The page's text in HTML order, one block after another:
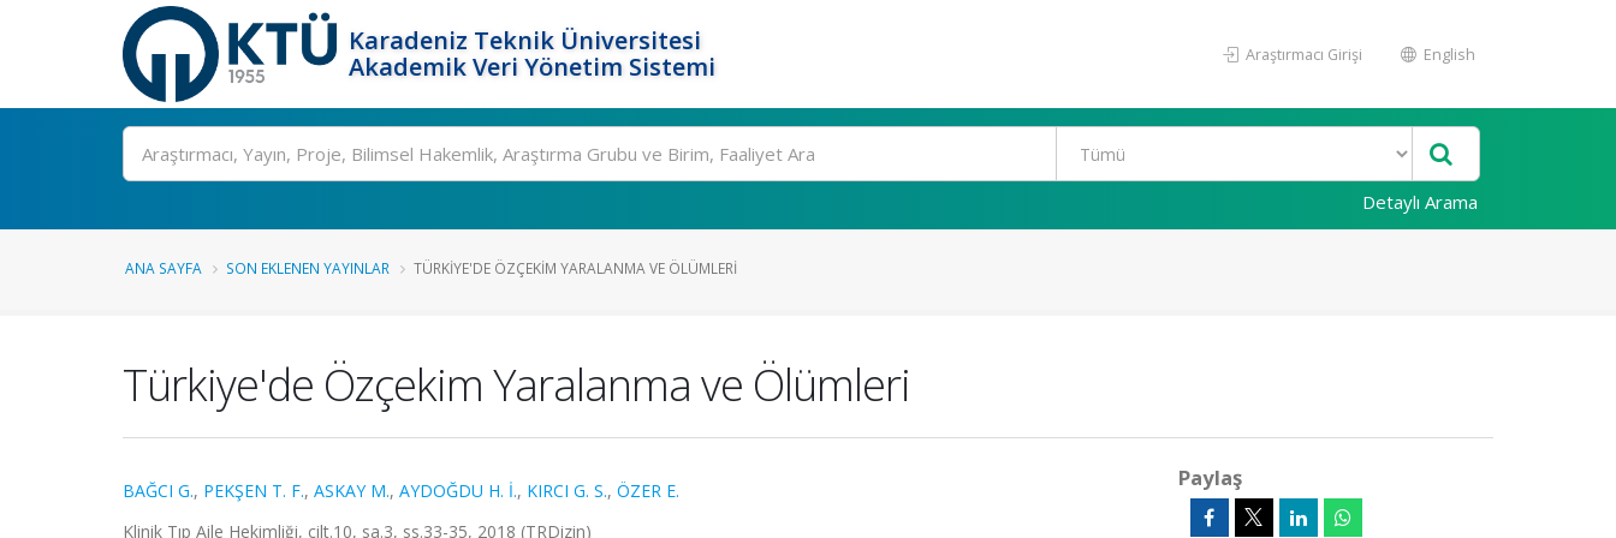
Karadeniz Teknik Üniversitesi
Akademik Veri Yönetim Sistemi
Araştırmacı Girişi English
Ara
Detaylı Arama
ANA SAYFA SON EKLENEN YAYINLAR TÜRKIYE'DE ÖZÇEKIM YARALANMA VE ÖLÜMLERI
Türkiye'de Özçekim Yaralanma ve Ölümleri
BAĞCI G., PEKŞEN T. F., ASKAY M., AYDOĞDU H. İ., KIRCI G. S., ÖZER E.
Klinik Tıp Aile Hekimliği, cilt.10, sa.3, ss.33-35, 2018 (TRDizin)
Paylaş